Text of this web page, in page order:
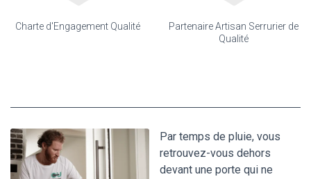
Charte d'Engagement Qualité
Partenaire Artisan Serrurier de
Qualité
Par temps de pluie, vous
retrouvez-vous dehors
devant une porte qui ne